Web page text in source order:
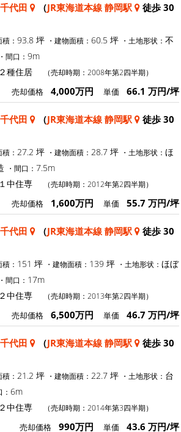
代田 （JR東海道本線 静岡駅
徒歩 30
： 93.8 坪 ・建物面積： 60.5 坪 ・土地形状： 不
・間口： 9m
２種住居 （売却時期：2008年第2四半期）
売却価格 4,000万円 単価 66.1 万円/坪
代田 （JR東海道本線 静岡駅
徒歩 30
： 27.2 坪 ・建物面積： 28.7 坪 ・土地形状： ほ
・間口： 7.5m
１中住専 （売却時期：2012年第2四半期）
売却価格 1,600万円 単価 55.7 万円/坪
代田 （JR東海道本線 静岡駅
徒歩 30
： 151 坪 ・建物面積： 139 坪 ・土地形状： ほぼ
・間口： 17m
２中住専 （売却時期：2013年第2四半期）
売却価格 6,500万円 単価 46.7 万円/坪
代田 （JR東海道本線 静岡駅
徒歩 30
： 21.2 坪 ・建物面積： 22.7 坪 ・土地形状： 台
： 6m
２中住専 （売却時期：2014年第3四半期）
売却価格 990万円 単価 43.6 万円/坪